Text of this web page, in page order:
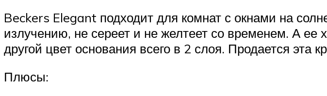
Beckers Elegant подходит для комнат с окнами на
излучению, не сереет и не желтеет со временем. А ее
другой цвет основания всего в 2 слоя. Продается эта
Плюсы: